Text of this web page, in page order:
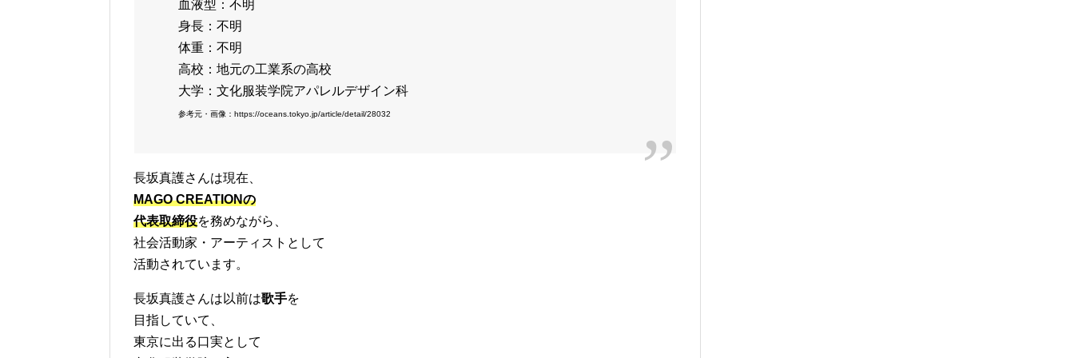
血液型：不明
身長：不明
体重：不明
高校：地元の工業系の高校
大学：文化服装学院アパレルデザイン科
参考元・画像：https://oceans.tokyo.jp/article/detail/28032
長坂真護さんは現在、
MAGO CREATIONの
代表取締役を務めながら、
社会活動家・アーティストとして
活動されています。
長坂真護さんは以前は歌手を
目指していて、
東京に出る口実として